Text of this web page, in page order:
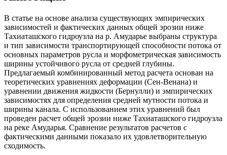
В статье на основе анализа существующих эмпирических
зависимостей и фактических данных общей эрозии ниже
Тахиаташского гидроузла на р. Амударье выбраны структура
и тип зависимости транспортирующей способности потока от
основных параметров русла и морфометрическая зависимость
ширины устойчивого русла от средней глубины.
Предлагаемый комбинированный метод расчета основан на
теоретических уравнениях деформации (Сен-Венана) и
уравнении движения жидкости (Бернулли) и эмпирических
зависимостях для определения средней мутности потока и
ширины канала. С использованием этих уравнений был
проведен расчет общей эрозии ниже Тахиаташского гидроузла
на реке Амударья. Сравнение результатов расчетов с
фактическими данными показало их удовлетворительную
сходимость.